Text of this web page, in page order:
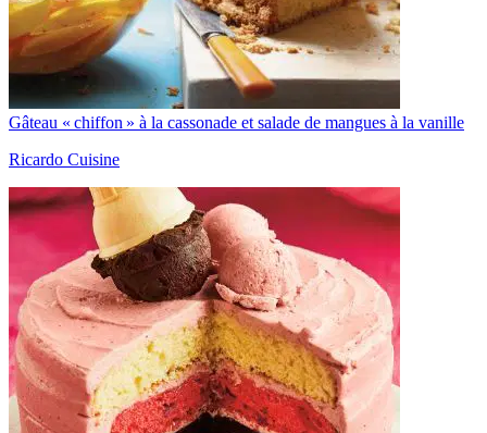
Gâteau « chiffon » à la cassonade et salade de mangues à la vanille
Ricardo Cuisine